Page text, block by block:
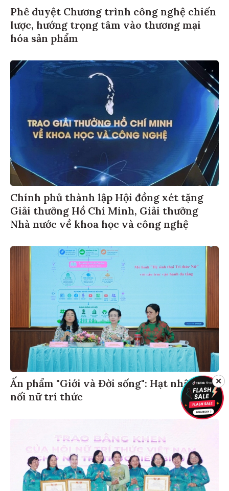
Phê duyệt Chương trình công nghệ chiến
lược, hướng trọng tâm vào thương mại
hóa sản phẩm
Chính phủ thành lập Hội đồng xét tặng
Giải thưởng Hồ Chí Minh, Giải thưởng
Nhà nước về khoa học và công nghệ
Ấn phẩm "Giới và Đời sống": Hạt nhân kết
nối nữ trí thức
✕